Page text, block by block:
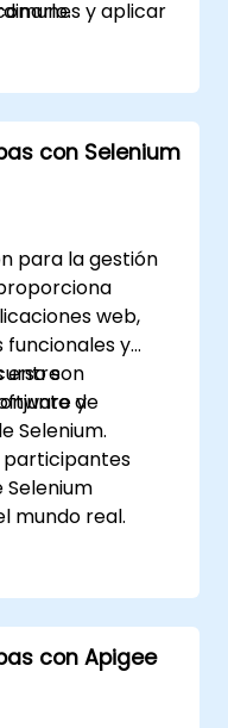
y aplicar
con Selenium
para la gestión
web,
y
entre
de
Selenium.
son
y
participantes
mundo real.
con Apigee